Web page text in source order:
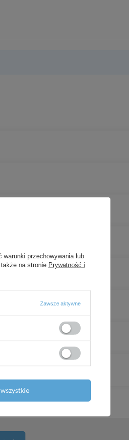
warunki przechowywania lub
na stronie Prywatność i
Zawsze aktywne